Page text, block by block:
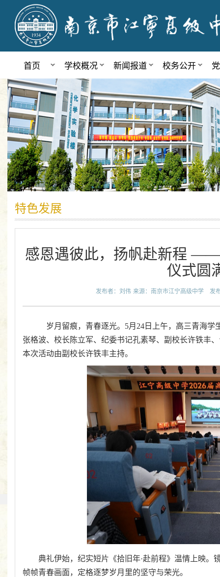
首页 学校概况 新闻报道 校务公开
特色发展
感恩遇彼此，扬帆赴新程
仪式圆
发布者：刘伟 来源：南京市江宁高级中学 发
岁月留痕，青春逐光。5月24日上午，高三青海
张格波、校长陈立军、 纪委书记孔素琴、副校长许铁丰
本次活动由副校长许铁丰主持。
典礼伊始，纪实短片《拾旧年·赴前程》温情上映
帧帧青春画面，定格逐梦岁月里的坚守与荣光。